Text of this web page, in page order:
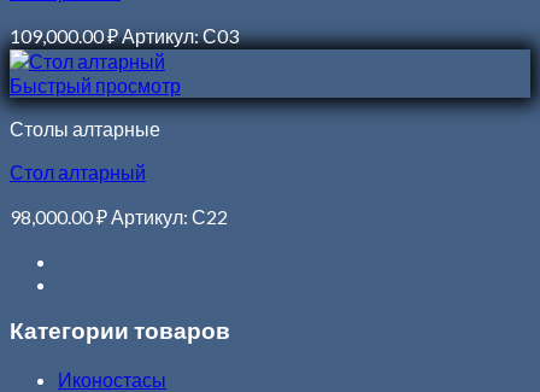
109,000.00₽Артикул: С03
Быстрый просмотр
Столы алтарные
Стол алтарный
98,000.00₽ Артикул: С22
Категории товаров
Иконостасы